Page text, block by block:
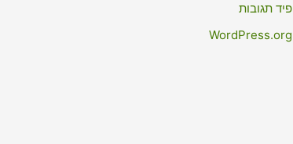
פיד תגובות
WordPress.org